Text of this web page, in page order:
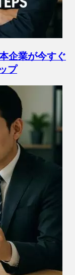
企業が今すぐ
プ